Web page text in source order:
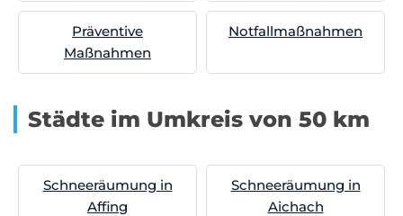
Präventive
Maßnahmen
Notfallmaßnahmen
Städte im Umkreis von 50 km
Schneeräumung in
Affing
Schneeräumung in
Aichach